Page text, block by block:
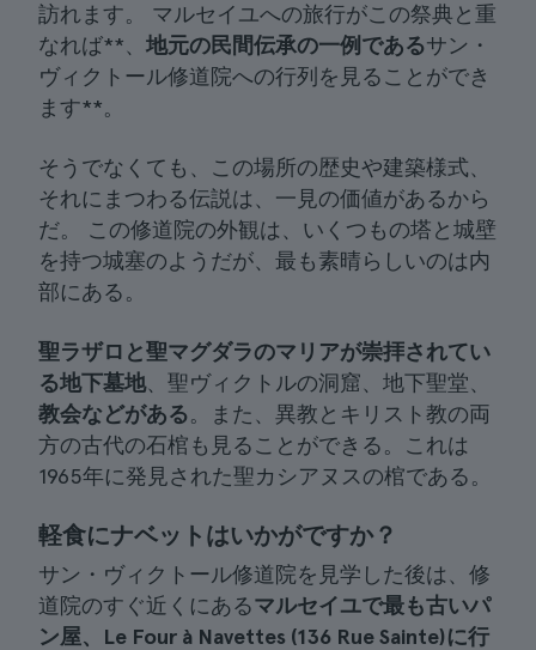
訪れます。 マルセイユへの旅行がこの祭典と重
なれば**、 地元の民間伝承の一例であるサン・
ヴィクトール修道院への行列を見ることができ
ます**。
そうでなくても、この場所の歴史や建築様式、
それにまつわる伝説は、一見の価値があるから
だ。 この修道院の外観は、いくつもの塔と城壁
を持つ城塞のようだが、最も素晴らしいのは内
部にある。
聖ラザロと聖マグダラのマリアが崇拝されてい
る地下墓地、聖ヴィクトルの洞窟、地下聖堂、
教会などがある。また、異教とキリスト教の両
方の古代の石棺も見ることができる。これは
1965年に発見された聖カシアヌスの棺である。
軽食にナベットはいかがですか？
サン・ヴィクトール修道院を見学した後は、修
道院のすぐ近くにあるマルセイユで最も古いパ
ン屋、Le Four à Navettes (136 Rue Sainte)に行